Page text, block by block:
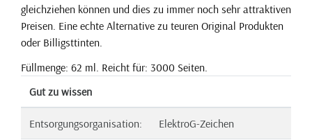
gleichziehen können und dies zu immer noch sehr attraktiven
Preisen. Eine echte Alternative zu teuren Original Produkten
oder Billigsttinten.
Füllmenge: 62 ml. Reicht für: 3000 Seiten.
Gut zu wissen
Entsorgungsorganisation: ElektroG-Zeichen